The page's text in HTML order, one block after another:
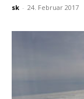
sk - 24. Februar 2017